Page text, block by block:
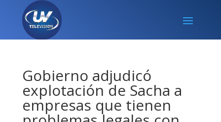
Gobierno adjudicó
explotación de Sacha a
empresas que tienen